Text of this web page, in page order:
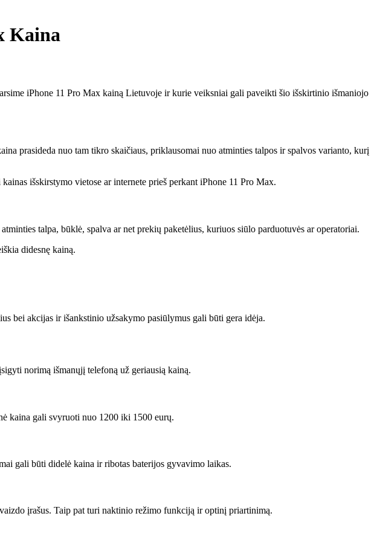
Kaina
iPhone 11 Pro Max kainą Lietuvoje ir kurie veiksniai gali paveikti šio išskirtinio išmaniojo
prasideda nuo tam tikro skaičiaus, priklausomai nuo atminties talpos ir spalvos varianto, kurį
išskirstymo vietose ar internete prieš perkant iPhone 11 Pro Max.
talpa, būklė, spalva ar net prekių paketėlius, kuriuos siūlo parduotuvės ar operatoriai.
didesnę kainą.
bei akcijas ir išankstinio užsakymo pasiūlymus gali būti gera idėja.
norimą išmanųjį telefoną už geriausią kainą.
kaina gali svyruoti nuo 1200 iki 1500 eurų.
gali būti didelė kaina ir ribotas baterijos gyvavimo laikas.
įrašus. Taip pat turi naktinio režimo funkciją ir optinį priartinimą.